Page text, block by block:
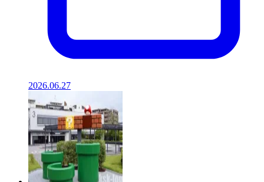
2026.06.27